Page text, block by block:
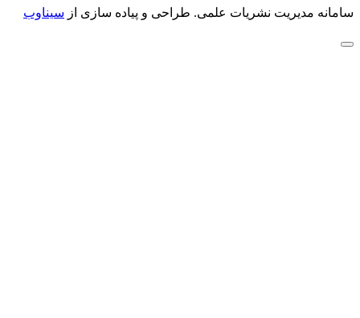
سامانه مدیریت نشریات علمی. طراحی و پیاده سازی از سیناوب